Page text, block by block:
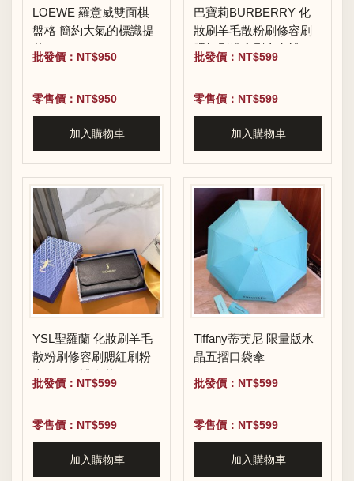
LOEWE 羅意威雙面棋
盤格 簡約大氣的標識提
花
批發價：NT$950
零售價：NT$950
加入購物車
巴寶莉BURBERRY 化
妝刷羊毛散粉刷修容刷
腮紅刷粉底刷全套禮盒
裝
批發價：NT$599
零售價：NT$599
加入購物車
YSL聖羅蘭 化妝刷羊毛
散粉刷修容刷腮紅刷粉
底刷全套禮盒裝
批發價：NT$599
零售價：NT$599
加入購物車
Tiffany蒂芙尼 限量版水
晶五摺口袋傘
批發價：NT$599
零售價：NT$599
加入購物車